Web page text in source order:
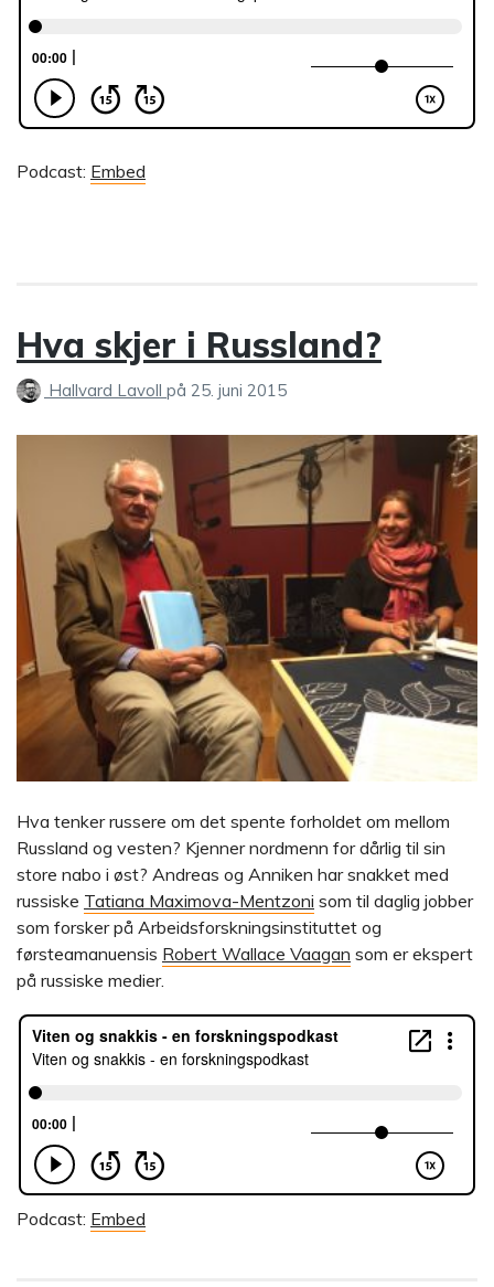
Podcast: Embed
Hva skjer i Russland?
Hallvard Lavoll på 25. juni 2015
Hva tenker russere om det spente forholdet om mellom
Russland og vesten? Kjenner nordmenn for dårlig til sin
store nabo i øst? Andreas og Anniken har snakket med
russiske Tatiana Maximova-Mentzoni som til daglig jobber
som forsker på Arbeidsforskningsinstituttet og
førsteamanuensis Robert Wallace Vaagan som er ekspert
på russiske medier.
Podcast: Embed